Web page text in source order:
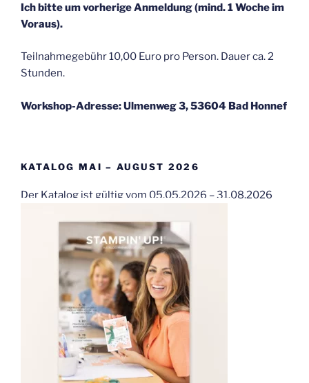
Ich bitte um vorherige Anmeldung (mind. 1 Woche im
Voraus).
Teilnahmegebühr 10,00 Euro pro Person. Dauer ca. 2
Stunden.
Workshop-Adresse: Ulmenweg 3, 53604 Bad Honnef
KATALOG MAI – AUGUST 2026
Der Katalog ist gültig vom 05.05.2026 – 31.08.2026